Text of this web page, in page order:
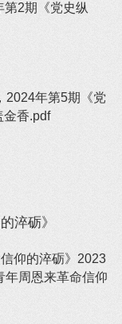
第2期《党史纵
2024年第5期《党
金香.pdf
淬砺》
仰的淬砺》2023
年周恩来革命信仰